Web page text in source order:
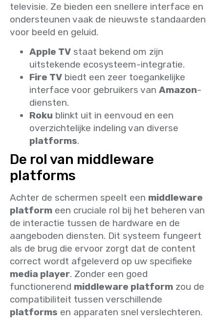
televisie. Ze bieden een snellere interface en
ondersteunen vaak de nieuwste standaarden
voor beeld en geluid.
Apple TV staat bekend om zijn
uitstekende ecosysteem-integratie.
Fire TV biedt een zeer toegankelijke
interface voor gebruikers van Amazon-
diensten.
Roku blinkt uit in eenvoud en een
overzichtelijke indeling van diverse
platforms.
De rol van middleware
platforms
Achter de schermen speelt een middleware
platform een cruciale rol bij het beheren van
de interactie tussen de hardware en de
aangeboden diensten. Dit systeem fungeert
als de brug die ervoor zorgt dat de content
correct wordt afgeleverd op uw specifieke
media player. Zonder een goed
functionerend middleware platform zou de
compatibiliteit tussen verschillende
platforms en apparaten snel verslechteren.